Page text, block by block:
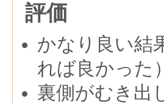
評価
かなり良い結
れば良かった）
裏側がむき出